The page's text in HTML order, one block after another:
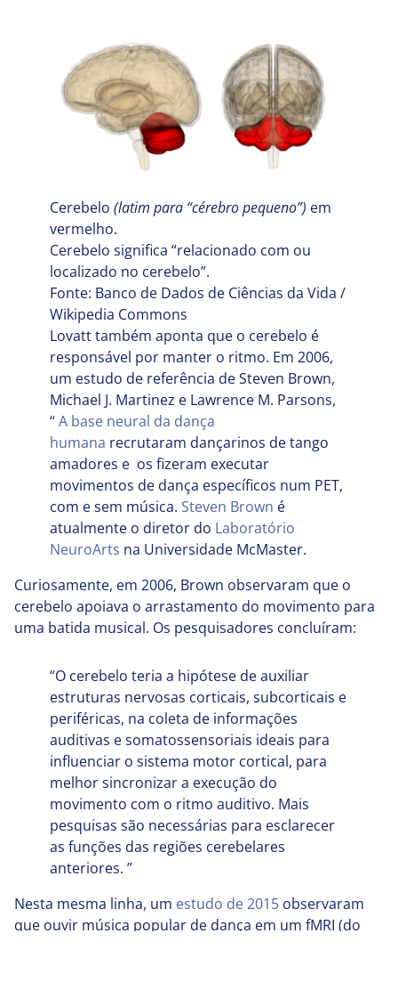
Cerebelo (latim para “cérebro pequeno”) em
vermelho.
Cerebelo significa “relacionado com ou
localizado no cerebelo”.
Fonte: Banco de Dados de Ciências da Vida /
Wikipedia Commons
Lovatt também aponta que o cerebelo é
responsável por manter o ritmo. Em 2006,
um estudo de referência de Steven Brown,
Michael J. Martinez e Lawrence M. Parsons,
“A base neural da dança
humana recrutaram dançarinos de tango
amadores e os fizeram executar
movimentos de dança específicos num PET,
com e sem música. Steven Brown é
atualmente o diretor do Laboratório
NeuroArts na Universidade McMaster.
Curiosamente, em 2006, Brown observaram que o
cerebelo apoiava o arrastamento do movimento para
uma batida musical. Os pesquisadores concluíram:
“O cerebelo teria a hipótese de auxiliar
estruturas nervosas corticais, subcorticais e
periféricas, na coleta de informações
auditivas e somatossensoriais ideais para
influenciar o sistema motor cortical, para
melhor sincronizar a execução do
movimento com o ritmo auditivo. Mais
pesquisas são necessárias para esclarecer
as funções das regiões cerebelares
anteriores. ”
Nesta mesma linha, um estudo de 2015 observaram
que ouvir música popular de dança em um fMRI (do